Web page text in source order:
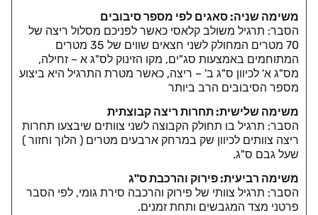
משימה שניה: סאגים לפי מספר סיבובים
הסבר: תרגיל משולב קלאסי כאשר לפניכם מסלול ריצה של
70 מטרים המחולק לשני חצאים שווים של 35 מטרים
המתוחמים באמצעות סג"ים, מקו הזינוק לס"ג א – זחילה,
מס"ג א' לכיוון ס"ג ב' – ריצה, כאשר מטרת התרגיל היא ביצוע
מספר הסיבובים הרב ביותר
משימה שלישית: תחרות ריצה קבוצתית
הסבר: תרגיל בו תחולק הקבוצה לשני צוותים שיבצעו תחרות
ריצה צוותים לכיוון שק במרחק ארבעים מטרים ( הלוך וחזור )
שעל גבם ס"ג.
משימה רביעית: פירוק והרכבת ס"ג
הסבר: תרגיל צוותי של פירוק והרכבה סירת גומי, לפי הסבר
פרטני מצד המגבשים ותחת זמנים.